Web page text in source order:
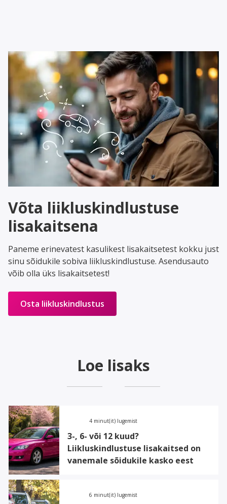
Võta liikluskindlustuse
lisakaitsena
Paneme erinevatest kasulikest lisakaitsetest kokku just
sinu sõidukile sobiva liikluskindlustuse. Asendusauto
võib olla üks lisakaitsetest!
Osta liikluskindlustus
Loe lisaks
4 minut(it) lugemist
3-, 6- või 12 kuud?
Liikluskindlustuse lisakaitsed on
vanemale sõidukile kasko eest
6 minut(it) lugemist